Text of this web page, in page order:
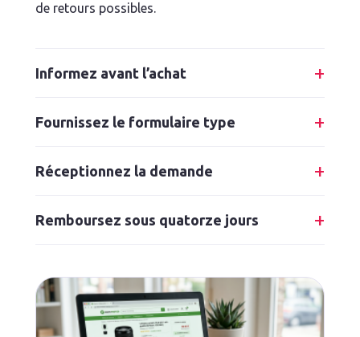
de retours possibles.
Informez avant l’achat
Fournissez le formulaire type
Réceptionnez la demande
Remboursez sous quatorze jours